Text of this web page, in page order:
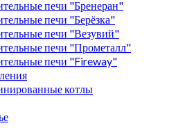
печи "Бренеран"
печи "Берёзка"
печи "Везувий"
печи "Прометалл"
печи "Fireway"
котлы